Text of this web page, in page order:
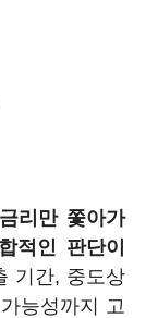
리만 쫓아가
적인 판단이
기간, 중도상
능성까지 고